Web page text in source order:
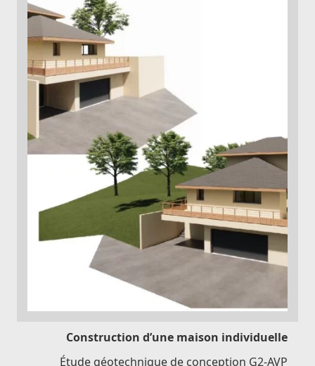
Construction d’une maison individuelle
Étude géotechnique de conception G2-AVP